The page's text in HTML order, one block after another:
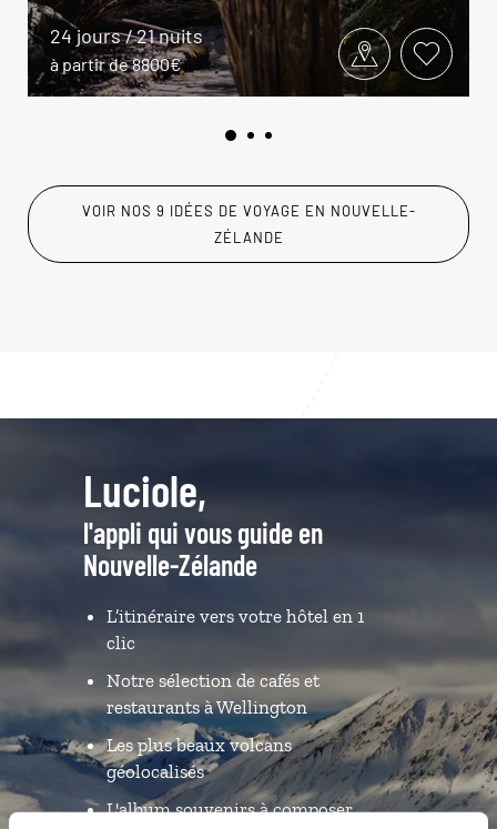
24 jours / 21 nuits
à partir de 8800€
VOIR NOS 9 IDÉES DE VOYAGE EN NOUVELLE-
ZÉLANDE
Luciole,
l'appli qui vous guide en
Nouvelle-Zélande
L’itinéraire vers votre hôtel en 1
clic
Notre sélection de cafés et
restaurants à Wellington
Les plus beaux volcans
géolocalisés
L'album souvenirs à composer